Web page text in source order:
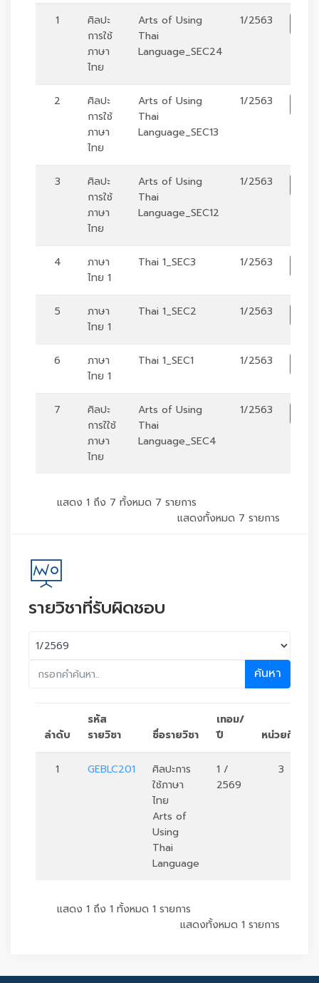
1
ศิลปะ
การใช้
ภาษา
ไทย
Arts of Using
Thai
Language_SEC24
1/2563
2
ศิลปะ
การใช้
ภาษา
ไทย
Arts of Using
Thai
Language_SEC13
1/2563
3
ศิลปะ
การใช้
ภาษา
ไทย
Arts of Using
Thai
Language_SEC12
1/2563
4
ภาษา
ไทย 1
Thai 1_SEC3 1/2563
5
ภาษา
ไทย 1
Thai 1_SEC2 1/2563
6
ภาษา
ไทย 1
Thai 1_SEC1 1/2563
7
ศิลปะ
การใใช้
ภาษา
ไทย
Arts of Using
Thai
Language_SEC4
1/2563
แสดง 1 ถึง 7 ทั้งหมด 7 รายการ
แสดงทั้งหมด 7 รายการ
รายวิชาที่รับผิดชอบ
ค้นหา
ลำดับ
รหัส
รายวิชา
ชื่อรายวิชา
เทอม/
ปี
หน่วยกิต
1 GEBLC201
ศิลปะการ
ใช้ภาษา
ไทย
Arts of
Using
Thai
Language
1 /
2569
3
แสดง 1 ถึง 1 ทั้งหมด 1 รายการ
แสดงทั้งหมด 1 รายการ